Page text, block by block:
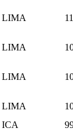
LIMA
LIMA
LIMA
LIMA
ICA